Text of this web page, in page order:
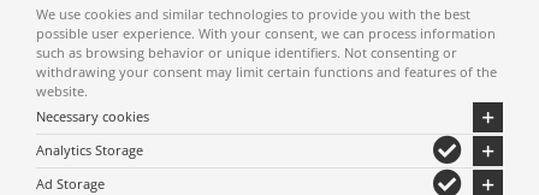
We use cookies and similar technologies to provide you with the best
possible user experience. With your consent, we can process information
such as browsing behavior or unique identifiers. Not consenting or
withdrawing your consent may limit certain functions and features of the
website.
Necessary cookies
Analytics Storage
Ad Storage